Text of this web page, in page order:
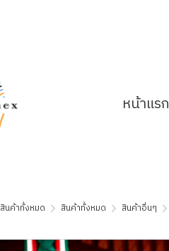
หน้าแรก
สินค้าทั้งหมด สินค้าทั้งหมด สินค้าอื่นๆ